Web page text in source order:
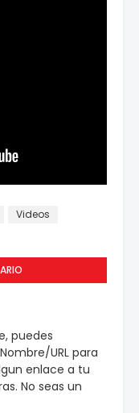
Videos
puedes
URL para
enlace a tu
No seas un